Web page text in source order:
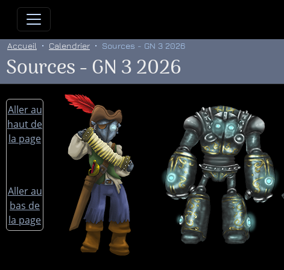
Allez directement au contenu
Accueil Calendrier Sources - GN 3 2026
Sources - GN 3 2026
Aller au
haut de
la page
Aller au
bas de
la page